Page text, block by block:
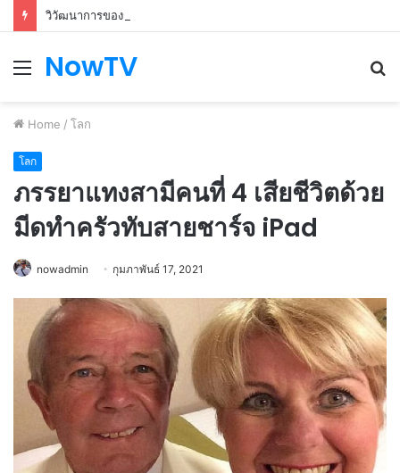
Menu
NowTV
Home / โลก
โลก
ภรรยาแทงสามีคนที่ 4 เสียชีวิตด้วย
มีดทำครัวทับสายชาร์จ iPad
nowadmin กุมภาพันธ์ 17, 2021